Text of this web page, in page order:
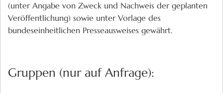
(unter Angabe von Zweck und Nachweis der geplanten
Veröffentlichung) sowie unter Vorlage des
bundeseinheitlichen Presseausweises gewährt.
Gruppen (nur auf Anfrage):